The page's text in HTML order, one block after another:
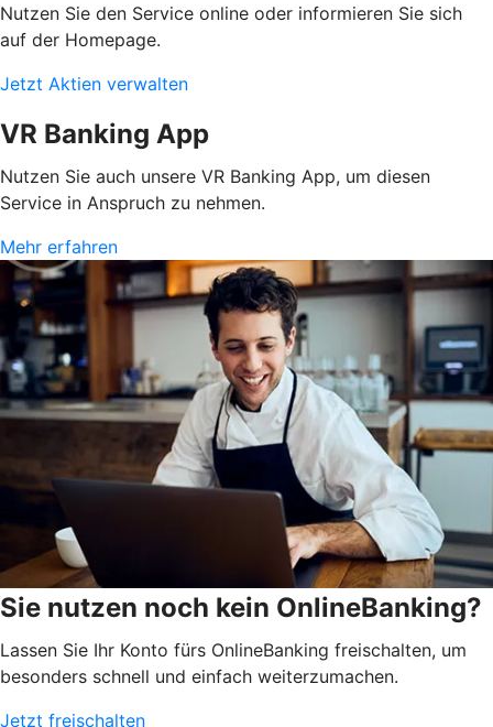
Nutzen Sie den Service online oder informieren Sie sich
auf der Homepage.
Jetzt Aktien verwalten
VR Banking App
Nutzen Sie auch unsere VR Banking App, um diesen
Service in Anspruch zu nehmen.
Mehr erfahren
Sie nutzen noch kein OnlineBanking?
Lassen Sie Ihr Konto fürs OnlineBanking freischalten, um
besonders schnell und einfach weiterzumachen.
Jetzt freischalten